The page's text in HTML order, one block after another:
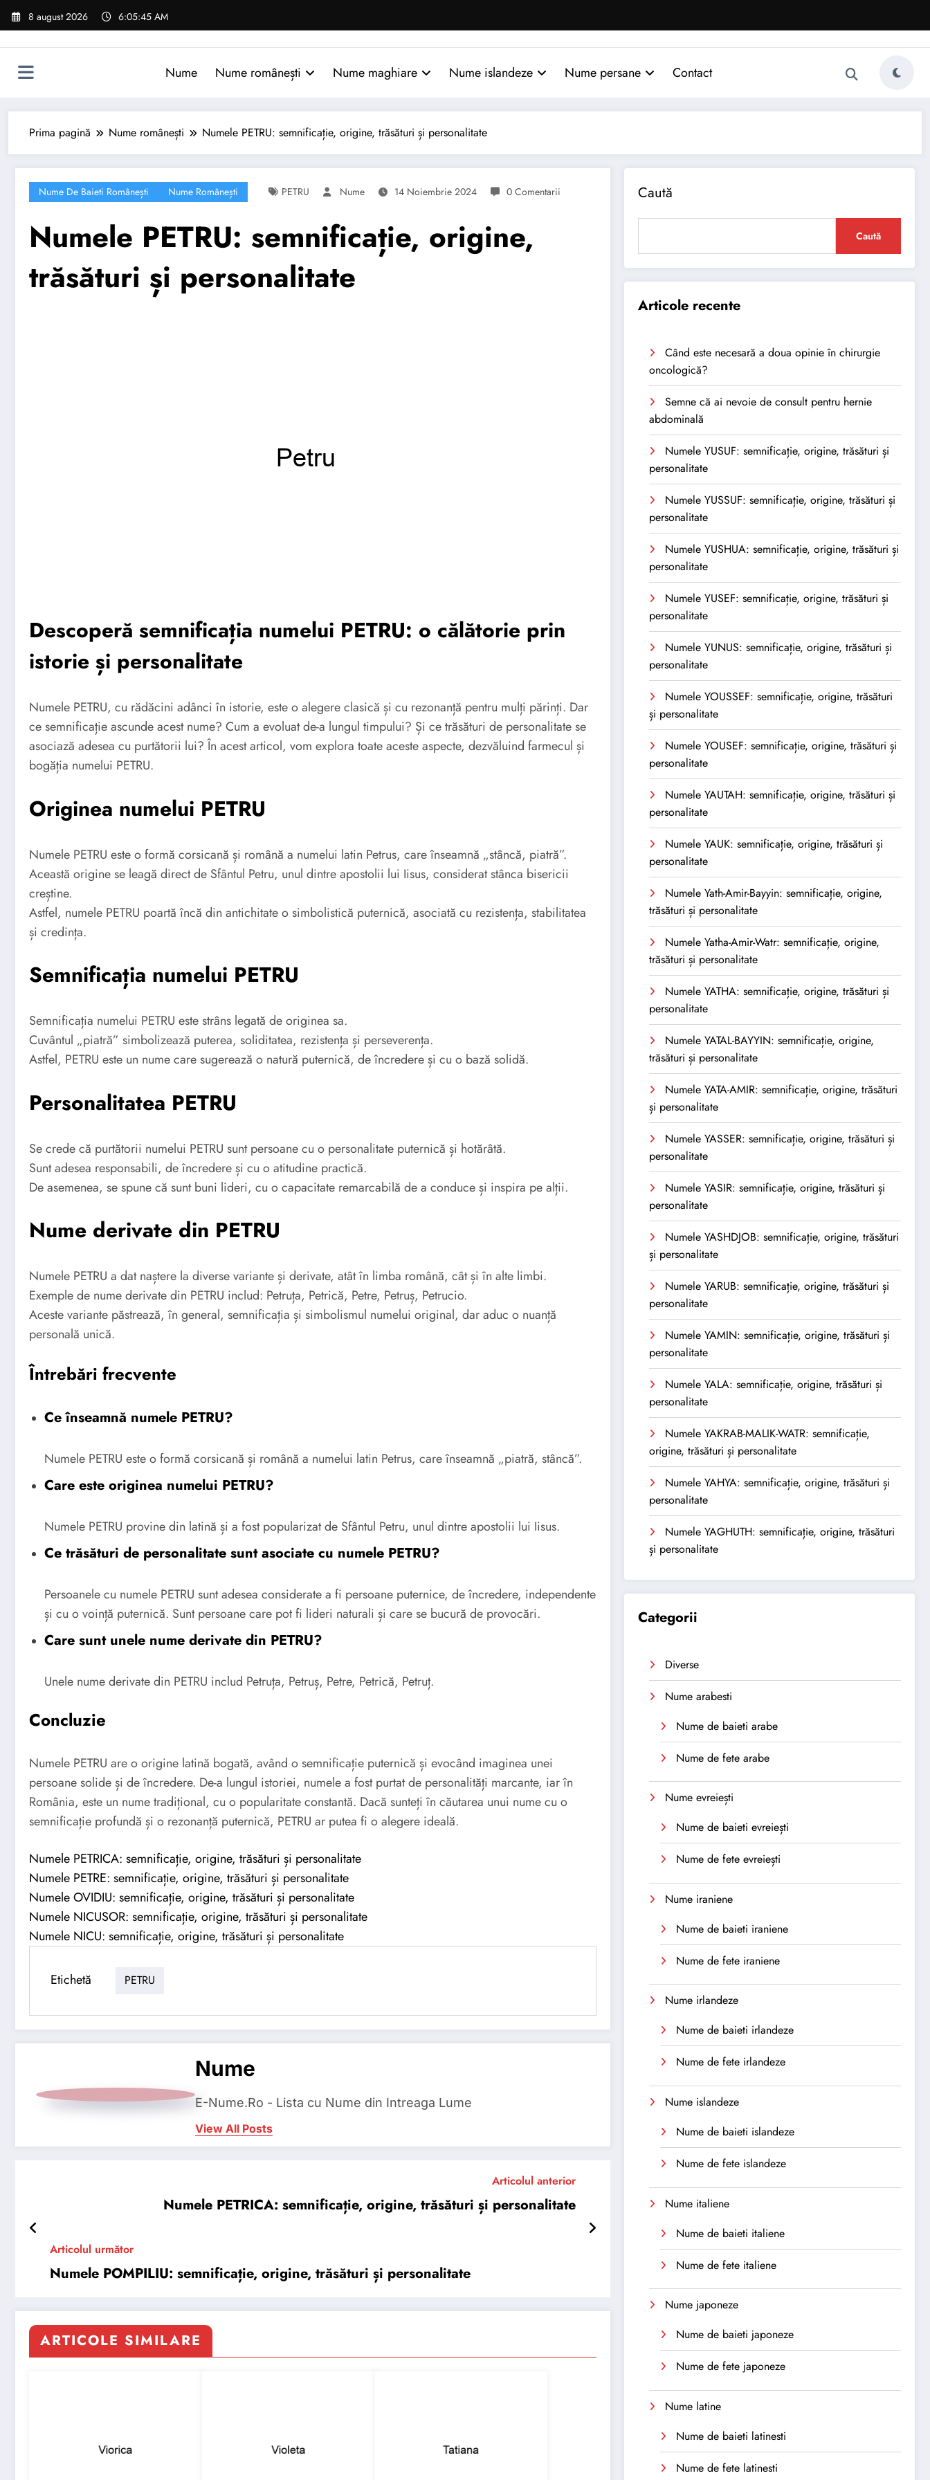
Sari
8 august 2026 6:05:46 AM
Nume Nume românești Nume maghiare Nume islandeze Nume persane Contact
Prima pagină Nume românești Numele PETRU: semnificație, origine, trăsături și personalitate
Nume De Baieti Românești Nume Românești PETRU Nume 14 Noiembrie 2024 0 Comentarii
Numele PETRU: semnificație, origine,
trăsături și personalitate
Descoperă semnificația numelui PETRU: o călătorie prin
istorie și personalitate
Numele PETRU, cu rădăcini adânci în istorie, este o alegere clasică și cu rezonanță pentru mulți părinți. Dar
ce semnificație ascunde acest nume? Cum a evoluat de-a lungul timpului? Și ce trăsături de personalitate se
asociază adesea cu purtătorii lui? În acest articol, vom explora toate aceste aspecte, dezvăluind farmecul și
bogăția numelui PETRU.
Originea numelui PETRU
Numele PETRU este o formă corsicană și română a numelui latin Petrus, care înseamnă „stâncă, piatră”.
Această origine se leagă direct de Sfântul Petru, unul dintre apostolii lui Iisus, considerat stânca bisericii
creștine.
Astfel, numele PETRU poartă încă din antichitate o simbolistică puternică, asociată cu rezistența, stabilitatea
și credința.
Semnificația numelui PETRU
Semnificația numelui PETRU este strâns legată de originea sa.
Cuvântul „piatră” simbolizează puterea, soliditatea, rezistența și perseverența.
Astfel, PETRU este un nume care sugerează o natură puternică, de încredere și cu o bază solidă.
Personalitatea PETRU
Se crede că purtătorii numelui PETRU sunt persoane cu o personalitate puternică și hotărâtă.
Sunt adesea responsabili, de încredere și cu o atitudine practică.
De asemenea, se spune că sunt buni lideri, cu o capacitate remarcabilă de a conduce și inspira pe alții.
Nume derivate din PETRU
Numele PETRU a dat naștere la diverse variante și derivate, atât în limba română, cât și în alte limbi.
Exemple de nume derivate din PETRU includ: Petruța, Petrică, Petre, Petruș, Petrucio.
Aceste variante păstrează, în general, semnificația și simbolismul numelui original, dar aduc o nuanță
personală unică.
Întrebări frecvente
Ce înseamnă numele PETRU?
Numele PETRU este o formă corsicană și română a numelui latin Petrus, care înseamnă „piatră, stâncă”.
Care este originea numelui PETRU?
Numele PETRU provine din latină și a fost popularizat de Sfântul Petru, unul dintre apostolii lui Iisus.
Ce trăsături de personalitate sunt asociate cu numele PETRU?
Persoanele cu numele PETRU sunt adesea considerate a fi persoane puternice, de încredere, independente
și cu o voință puternică. Sunt persoane care pot fi lideri naturali și care se bucură de provocări.
Care sunt unele nume derivate din PETRU?
Unele nume derivate din PETRU includ Petruța, Petruș, Petre, Petrică, Petruț.
Concluzie
Numele PETRU are o origine latină bogată, având o semnificație puternică și evocând imaginea unei
persoane solide și de încredere. De-a lungul istoriei, numele a fost purtat de personalități marcante, iar în
România, este un nume tradițional, cu o popularitate constantă. Dacă sunteți în căutarea unui nume cu o
semnificație profundă și o rezonanță puternică, PETRU ar putea fi o alegere ideală.
Numele PETRICA: semnificație, origine, trăsături și personalitate
Numele PETRE: semnificație, origine, trăsături și personalitate
Numele OVIDIU: semnificație, origine, trăsături și personalitate
Numele NICUSOR: semnificație, origine, trăsături și personalitate
Numele NICU: semnificație, origine, trăsături și personalitate
Etichetă PETRU
Nume
E-Nume.Ro - Lista cu Nume din Intreaga Lume
View All Posts
Articolul anterior
Numele PETRICA: semnificație, origine, trăsături și personalitate
Articolul următor
Numele POMPILIU: semnificație, origine, trăsături și personalitate
ARTICOLE SIMILARE
Caută
Caută
Articole recente
Când este necesară a doua opinie în chirurgie
oncologică?
Semne că ai nevoie de consult pentru hernie
abdominală
Numele YUSUF: semnificație, origine, trăsături și
personalitate
Numele YUSSUF: semnificație, origine, trăsături și
personalitate
Numele YUSHUA: semnificație, origine, trăsături și
personalitate
Numele YUSEF: semnificație, origine, trăsături și
personalitate
Numele YUNUS: semnificație, origine, trăsături și
personalitate
Numele YOUSSEF: semnificație, origine, trăsături
și personalitate
Numele YOUSEF: semnificație, origine, trăsături și
personalitate
Numele YAUTAH: semnificație, origine, trăsături și
personalitate
Numele YAUK: semnificație, origine, trăsături și
personalitate
Numele Yath-Amir-Bayyin: semnificație, origine,
trăsături și personalitate
Numele Yatha-Amir-Watr: semnificație, origine,
trăsături și personalitate
Numele YATHA: semnificație, origine, trăsături și
personalitate
Numele YATAL-BAYYIN: semnificație, origine,
trăsături și personalitate
Numele YATA-AMIR: semnificație, origine, trăsături
și personalitate
Numele YASSER: semnificație, origine, trăsături și
personalitate
Numele YASIR: semnificație, origine, trăsături și
personalitate
Numele YASHDJOB: semnificație, origine, trăsături
și personalitate
Numele YARUB: semnificație, origine, trăsături și
personalitate
Numele YAMIN: semnificație, origine, trăsături și
personalitate
Numele YALA: semnificație, origine, trăsături și
personalitate
Numele YAKRAB-MALIK-WATR: semnificație,
origine, trăsături și personalitate
Numele YAHYA: semnificație, origine, trăsături și
personalitate
Numele YAGHUTH: semnificație, origine, trăsături
și personalitate
Categorii
Diverse
Nume arabesti
Nume de baieti arabe
Nume de fete arabe
Nume evreiești
Nume de baieti evreiești
Nume de fete evreiești
Nume iraniene
Nume de baieti iraniene
Nume de fete iraniene
Nume irlandeze
Nume de baieti irlandeze
Nume de fete irlandeze
Nume islandeze
Nume de baieti islandeze
Nume de fete islandeze
Nume italiene
Nume de baieti italiene
Nume de fete italiene
Nume japoneze
Nume de baieti japoneze
Nume de fete japoneze
Nume latine
Nume de baieti latinesti
Nume de fete latinesti